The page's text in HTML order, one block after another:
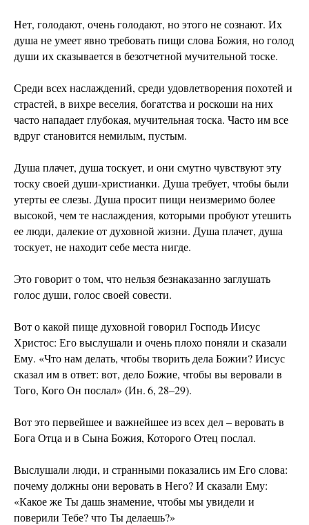
Нет, голодают, очень голодают, но этого не сознают. Их
душа не умеет явно требовать пищи слова Божия, но голод
души их сказывается в безотчетной мучительной тоске.
Среди всех наслаждений, среди удовлетворения похотей и
страстей, в вихре веселия, богатства и роскоши на них
часто нападает глубокая, мучительная тоска. Часто им все
вдруг становится немилым, пустым.
Душа плачет, душа тоскует, и они смутно чувствуют эту
тоску своей души-христианки. Душа требует, чтобы были
утерты ее слезы. Душа просит пищи неизмеримо более
высокой, чем те наслаждения, которыми пробуют утешить
ее люди, далекие от духовной жизни. Душа плачет, душа
тоскует, не находит себе места нигде.
Это говорит о том, что нельзя безнаказанно заглушать
голос души, голос своей совести.
Вот о какой пище духовной говорил Господь Иисус
Христос: Его выслушали и очень плохо поняли и сказали
Ему. «Что нам делать, чтобы творить дела Божии? Иисус
сказал им в ответ: вот, дело Божие, чтобы вы веровали в
Того, Кого Он послал» (Ин. 6, 28–29).
Вот это первейшее и важнейшее из всех дел – веровать в
Бога Отца и в Сына Божия, Которого Отец послал.
Выслушали люди, и странными показались им Его слова:
почему должны они веровать в Него? И сказали Ему:
«Какое же Ты дашь знамение, чтобы мы увидели и
поверили Тебе? что Ты делаешь?»